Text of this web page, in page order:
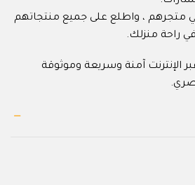
متجرهم ، واطلع على جميع منتجاتهم
راحة منزلك.
الإنترنت آمنة وسريعة وموثوقة